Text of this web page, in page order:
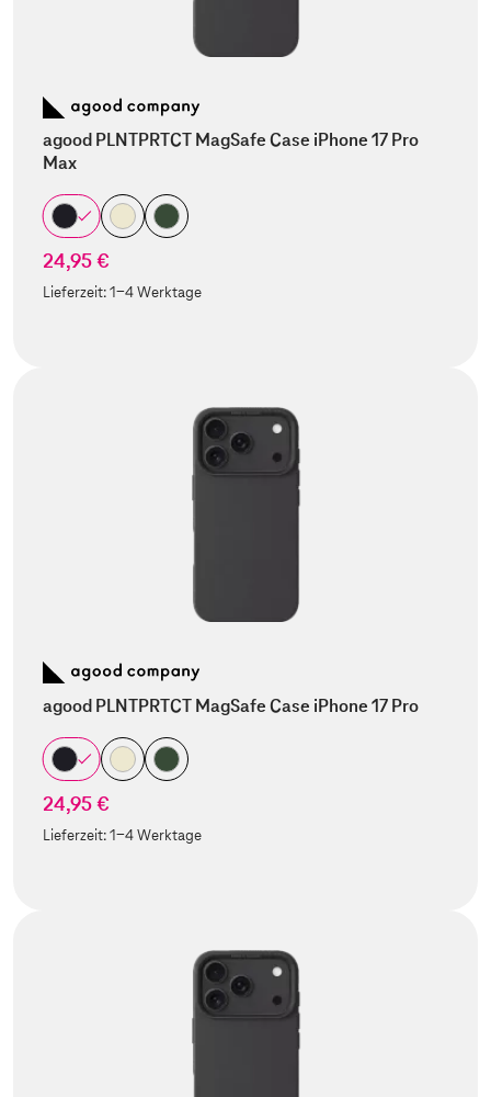
agood PLNTPRTCT MagSafe Case iPhone 17 Pro
Max
24,95 €
Lieferzeit:1-4 Werktage
agood PLNTPRTCT MagSafe Case iPhone 17 Pro
24,95 €
Lieferzeit:1-4 Werktage